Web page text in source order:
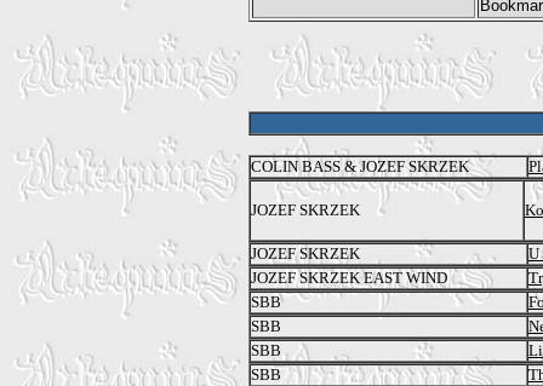
COLIN BASS & JOZEF SKRZEK
JOZEF SKRZEK
JOZEF SKRZEK
U
JOZEF SKRZEK EAST WIND
SBB
SBB
SBB
SBB